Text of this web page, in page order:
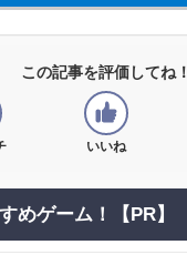
この記事を評価してね！
いいね
めゲーム！【PR】